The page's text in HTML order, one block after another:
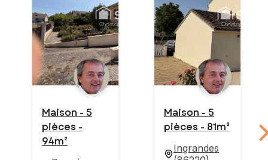
Maison - 5
pièces -
94m²
Maison - 5
pièces - 81m²
Ingrandes